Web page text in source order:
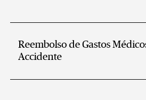
Reembolso de Gastos
Accidente